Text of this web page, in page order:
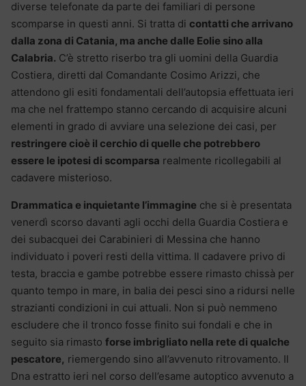
diverse telefonate da parte dei familiari di persone
scomparse in questi anni. Si tratta di contatti che arrivano
dalla zona di Catania, ma anche dalle Eolie sino alla
Calabria. C’è stretto riserbo tra gli uomini della Guardia
Costiera, diretti dal Comandante Cosimo Arizzi, che
attendono gli esiti fondamentali dell’autopsia effettuata ieri
ma che nel frattempo stanno cercando di acquisire alcuni
elementi in grado di avviare una selezione dei casi, per
restringere cioè il cerchio di quelle che potrebbero
essere le ipotesi di scomparsa realmente ricollegabili al
cadavere misterioso.
Drammatica e inquietante l’immagine che si è presentata
venerdì scorso davanti agli occhi della Guardia Costiera e
dei subacquei dei Carabinieri di Messina che hanno
individuato i poveri resti della vittima. Il cadavere privo di
testa, braccia e gambe potrebbe essere rimasto chissà per
quanto tempo in mare, in balia dei pesci sino a ridursi nelle
strazianti condizioni in cui attuali. Non si può nemmeno
escludere che il tronco fosse finito sui fondali e che in
seguito sia rimasto forse imbrigliato nella rete di qualche
pescatore, riemergendo sino all’avvenuto ritrovamento. Il
Dna estratto ieri nel corso dell’esame autoptico avvenuto a